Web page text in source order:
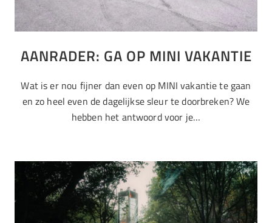
AANRADER: GA OP MINI VAKANTIE
Wat is er nou fijner dan even op MINI vakantie te gaan
en zo heel even de dagelijkse sleur te doorbreken? We
hebben het antwoord voor je…